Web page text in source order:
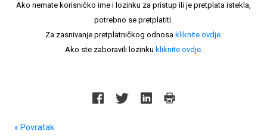
Ako nemate korisničko ime i lozinku za pristup ili je pretplata istekla,
potrebno se pretplatiti.
Za zasnivanje pretplatničkog odnosa kliknite ovdje.
Ako ste zaboravili lozinku kliknite ovdje.
« Povratak